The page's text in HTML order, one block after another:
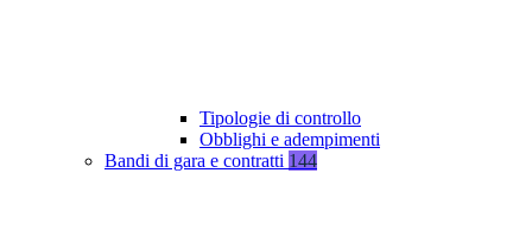
Tipologie di controllo
Obblighi e adempimenti
Bandi di gara e contratti 144